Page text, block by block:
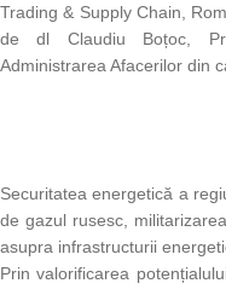
Trading & Supply Chain,
de dl Claudiu Boțoc,
Administrarea Afacerilor din
Securitatea energetică a
de gazul rusesc,
asupra infrastructurii
Prin valorificarea